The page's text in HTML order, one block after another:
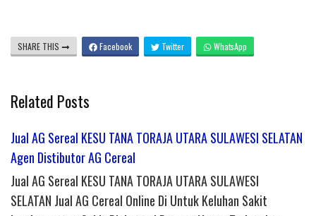
SHARE THIS Facebook Twitter WhatsApp
Related Posts
Jual AG Sereal KESU TANA TORAJA UTARA SULAWESI SELATAN
Agen Distibutor AG Cereal
Jual AG Sereal KESU TANA TORAJA UTARA SULAWESI
SELATAN Jual AG Cereal Online Di Untuk Keluhan Sakit